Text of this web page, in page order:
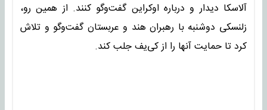
آلاسکا دیدار و درباره اوکراین گفت‌وگو کنند. از همین رو،
زلنسکی دوشنبه با رهبران هند و عربستان گفت‌وگو و تلاش
کرد تا حمایت آنها را از کی‌یف جلب کند.